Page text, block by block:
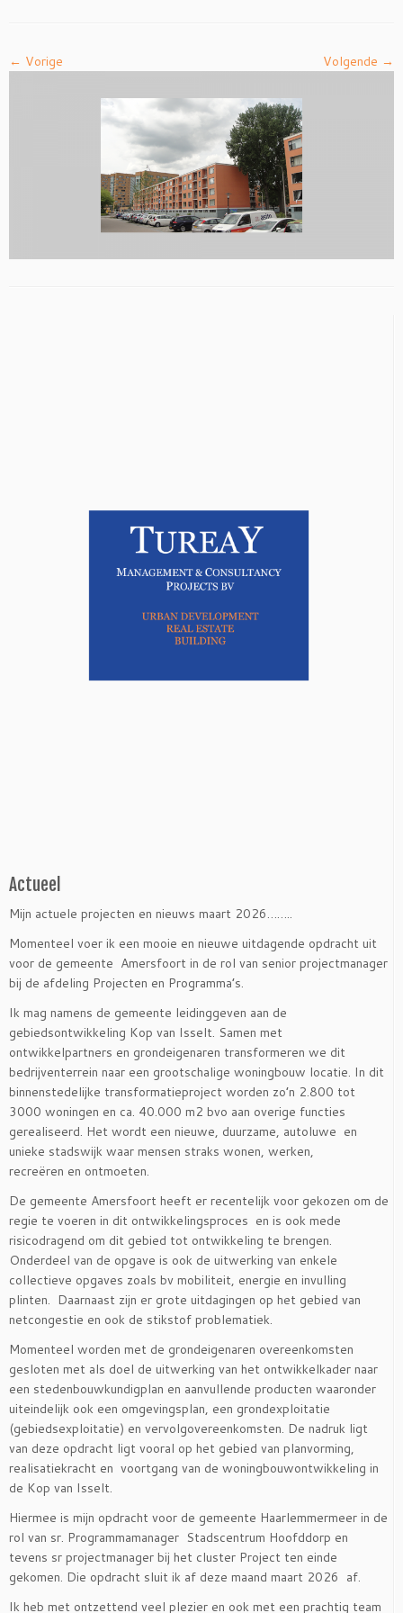
← Vorige Volgende →
Actueel
Mijn actuele projecten en nieuws maart 2026……..
Momenteel voer ik een mooie en nieuwe uitdagende opdracht uit
voor de gemeente Amersfoort in de rol van senior projectmanager
bij de afdeling Projecten en Programma’s.
Ik mag namens de gemeente leidinggeven aan de
gebiedsontwikkeling Kop van Isselt. Samen met
ontwikkelpartners en grondeigenaren transformeren we dit
bedrijventerrein naar een grootschalige woningbouw locatie. In dit
binnenstedelijke transformatieproject worden zo’n 2.800 tot
3000 woningen en ca. 40.000 m2 bvo aan overige functies
gerealiseerd. Het wordt een nieuwe, duurzame, autoluwe en
unieke stadswijk waar mensen straks wonen, werken,
recreëren en ontmoeten.
De gemeente Amersfoort heeft er recentelijk voor gekozen om de
regie te voeren in dit ontwikkelingsproces en is ook mede
risicodragend om dit gebied tot ontwikkeling te brengen.
Onderdeel van de opgave is ook de uitwerking van enkele
collectieve opgaves zoals bv mobiliteit, energie en invulling
plinten. Daarnaast zijn er grote uitdagingen op het gebied van
netcongestie en ook de stikstof problematiek.
Momenteel worden met de grondeigenaren overeenkomsten
gesloten met als doel de uitwerking van het ontwikkelkader naar
een stedenbouwkundigplan en aanvullende producten waaronder
uiteindelijk ook een omgevingsplan, een grondexploitatie
(gebiedsexploitatie) en vervolgovereenkomsten. De nadruk ligt
van deze opdracht ligt vooral op het gebied van planvorming,
realisatiekracht en voortgang van de woningbouwontwikkeling in
de Kop van Isselt.
Hiermee is mijn opdracht voor de gemeente Haarlemmermeer in de
rol van sr. Programmamanager Stadscentrum Hoofddorp en
tevens sr projectmanager bij het cluster Project ten einde
gekomen. Die opdracht sluit ik af deze maand maart 2026 af.
Ik heb met ontzettend veel plezier en ook met een prachtig team